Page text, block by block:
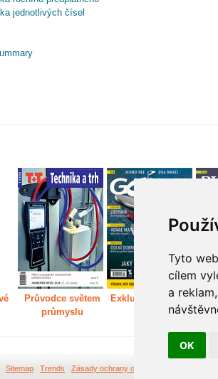
Tyto
cílem
a
OK
jednotlivých čísel
Průvodce světem
průmyslu
Exkluzivně světem
Sitemap Trends Zásady ochrany osobních údajů